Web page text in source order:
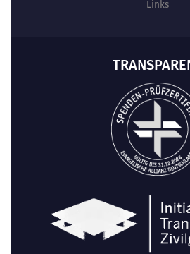
Links